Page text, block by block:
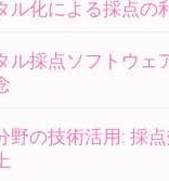
ル化による採点の
ル採点ソフトウェ
野の技術活用: 採